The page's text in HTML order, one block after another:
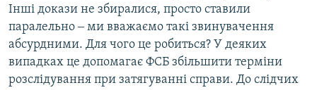
Інші докази не збиралися, просто ставили
паралельно ‒ ми вважаємо такі звинувачення
абсурдними. Для чого це робиться? У деяких
випадках це допомагає ФСБ збільшити терміни
розслідування при затягуванні справи. До слідчих